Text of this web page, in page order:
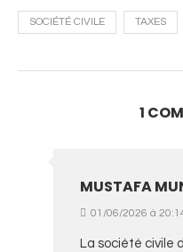
SOCIÉTÉ CIVILE TAXES
1
MUSTAFA
01/06/2026 à
La société civile